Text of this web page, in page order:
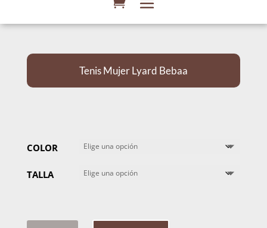
Tenis Mujer Lyard Bebaa
COLOR
TALLA